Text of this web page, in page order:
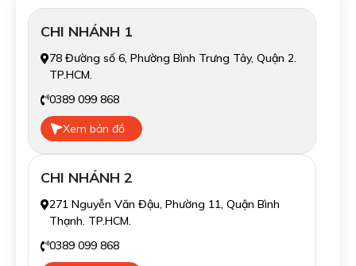
CHI NHÁNH 1
78 Đường số 6, Phường Bình Trưng Tây, Quận 2.
TP.HCM.
0389 099 868
Xem bản đồ
CHI NHÁNH 2
271 Nguyễn Văn Đậu, Phường 11, Quận Bình
Thạnh. TP.HCM.
0389 099 868